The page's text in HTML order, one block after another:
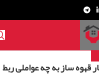
قهوه ساز به چه عواملی ربط